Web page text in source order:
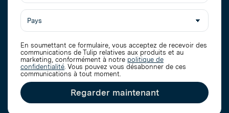
poste
En soumettant ce formulaire, vous acceptez de recevoir des
communications de Tulip relatives aux produits et au
marketing, conformément à notre politique de
confidentialité. Vous pouvez vous désabonner de ces
communications à tout moment.
Regarder maintenant